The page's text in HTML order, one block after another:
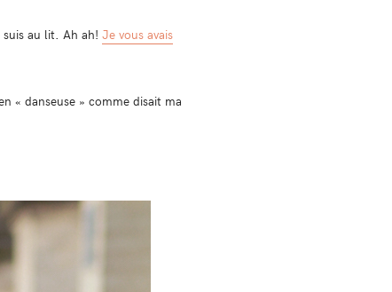
suis au lit. Ah ah! Je vous avais
« danseuse » comme disait ma